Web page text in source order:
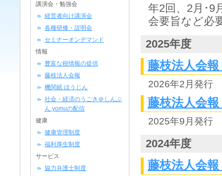
講演会・勉強会
経営者向け講演会
各種研修・説明会
セミナーオンデマンド
情報
豊富な税情報の提供
藤枝法人会報
機関紙 ほうじん
社会・経済のうごき＠しんぶ
ん.yomuの配信
健康
健康管理制度
福利厚生制度
サービス
協力弁護士制度
年2回、2月･9
会要旨など必
2025年度
藤枝法人会
2026年2月発行
藤枝法人会
2025年9月発行
2024年度
藤枝法人会